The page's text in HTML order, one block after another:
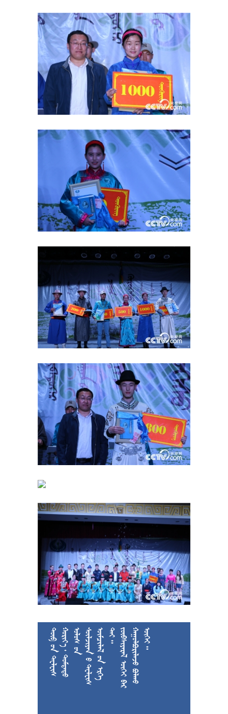

































































  






































 